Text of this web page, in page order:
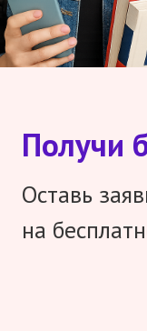
Получи
Оставь
на